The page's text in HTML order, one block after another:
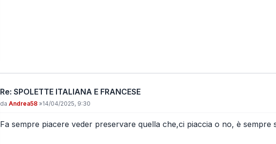
Re: SPOLETTE ITALIANA E FRANCESE
Messaggio
da Andrea58 »14/04/2025, 9:30
Fa sempre piacere veder preservare quella che,ci piaccia o no, è sempre